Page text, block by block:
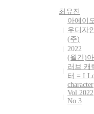
최유진
아에이
우디자
(주)
2022
(월간)
러브 캐
터 = I
character
Vol.2022
No.3